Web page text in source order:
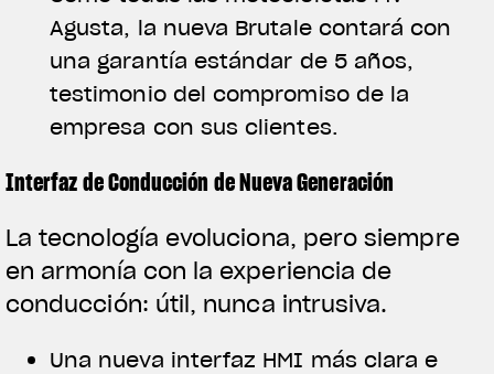
Agusta, la nueva Brutale contará con
una garantía estándar de 5 años,
testimonio del compromiso de la
empresa con sus clientes.
Interfaz de Conducción de Nueva Generación
La tecnología evoluciona, pero siempre
en armonía con la experiencia de
conducción: útil, nunca intrusiva.
Una nueva interfaz HMI más clara e